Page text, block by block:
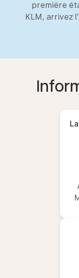
première
KLM, arrivez